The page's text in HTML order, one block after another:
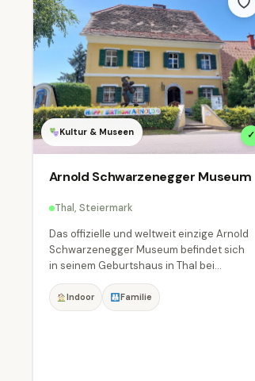
Kultur & Museen ✓
Arnold Schwarzenegger Museum
Thal, Steiermark
Das offizielle und weltweit einzige Arnold
Schwarzenegger Museum befindet sich
in seinem Geburtshaus in Thal bei...
Indoor Familie